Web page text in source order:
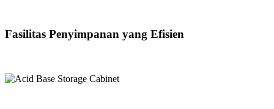
Fasilitas Penyimpanan yang Efisien